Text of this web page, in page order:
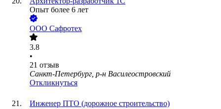
Опыт более 6 лет
ООО Сафротех
3.8
•
21 отзыв
Санкт-Петербург, р-н Василеостровский
Откликнуться
Инженер ПТО (дорожное строительство)